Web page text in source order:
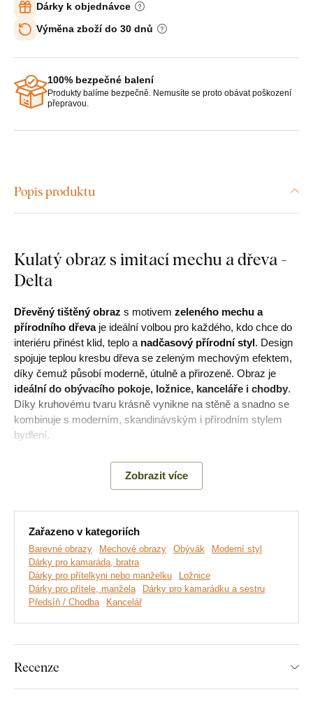
Dárky k objednávce
Výměna zboží do 30 dnů
100% bezpečné balení
Produkty balíme bezpečně. Nemusíte se proto obávat poškození
přepravou.
Popis produktu
Kulatý obraz s imitací mechu a dřeva -
Delta
Dřevěný tištěný obraz s motivem zeleného mechu a
přírodního dřevaje ideální volbou pro každého, kdo chce do
interiéru přinést klid, teplo a nadčasový přírodní styl. Design
spojuje teplou kresbu dřeva se zeleným mechovým efektem,
díky čemuž působí moderně, útulně a přirozeně. Obraz je
ideální do obývacího pokoje, ložnice, kanceláře i chodby.
Díky kruhovému tvaru krásně vynikne na stěně a snadno se
kombinuje s moderním, skandinávským i přírodním stylem
bydlení.
Motiv mechového obrazu je vytištěný na kvalitní dřevěné
Zobrazit více
Zařazeno v kategoriích
Barevné obrazy Mechové obrazy Obývák
Moderní styl
Dárky pro kamaráda, bratra
Dárky pro přítelkyni nebo manželku
Ložnice
Dárky pro přítele, manžela
Dárky pro kamarádku a sestru
Předsíň / Chodba
Kancelář
Recenze